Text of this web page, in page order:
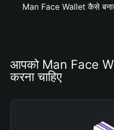
Man Face Wallet कैसे
आपको Man Face
करना चाहिए